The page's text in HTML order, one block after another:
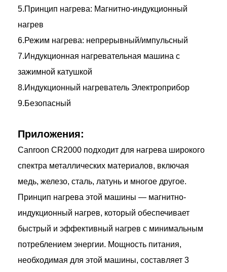
5.Принцип нагрева: Магнитно-индукционный
нагрев
6.Режим нагрева: непрерывный/импульсный
7.Индукционная нагревательная машина с
зажимной катушкой
8.Индукционный нагреватель Электроприбор
9.Безопасный
Приложения:
Canroon CR2000 подходит для нагрева широкого
спектра металлических материалов, включая
медь, железо, сталь, латунь и многое другое.
Принцип нагрева этой машины — магнитно-
индукционный нагрев, который обеспечивает
быстрый и эффективный нагрев с минимальным
потреблением энергии. Мощность питания,
необходимая для этой машины, составляет 3